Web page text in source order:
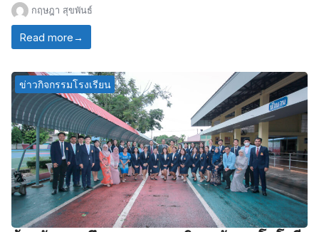
กฤษฎา สุขพันธ์
Read more→
ข่าวกิจกรรมโรงเรียน